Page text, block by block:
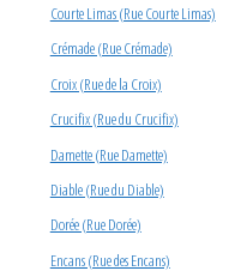
Courte Limas (Rue Courte Limas)
Crémade (Rue Crémade)
Croix (Rue de la Croix)
Crucifix (Rue du Crucifix)
Damette (Rue Damette)
Diable (Rue du Diable)
Dorée (Rue Dorée)
Encans (Rue des Encans)